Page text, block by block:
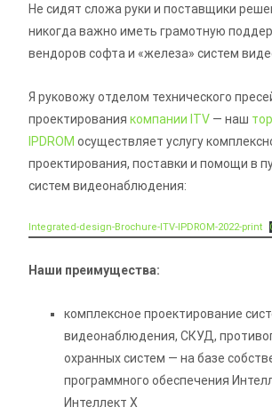
Не сидят сложа руки и поставщики
никогда важно иметь грамотную
вендоров софта и «железа» систем
Я руковожу отделом технического
проектирования компании ITV — наш
IPDROM осуществляет услугу
проектирования, поставки и помощи в
систем видеонаблюдения:
Integrated-design-Brochure-ITV-IPDROM-2022-print
Наши преимущества:
комплексное проектирование
видеонаблюдения, СКУД,
охранных систем — на базе
программного обеспечения
Интеллект X